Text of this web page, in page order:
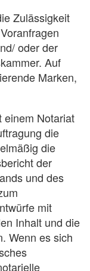
Zulässigkeit
oder der
Auf
Marken,
einem Notariat
die
die
der
und des
mit
Inhalt und die
Wenn es sich